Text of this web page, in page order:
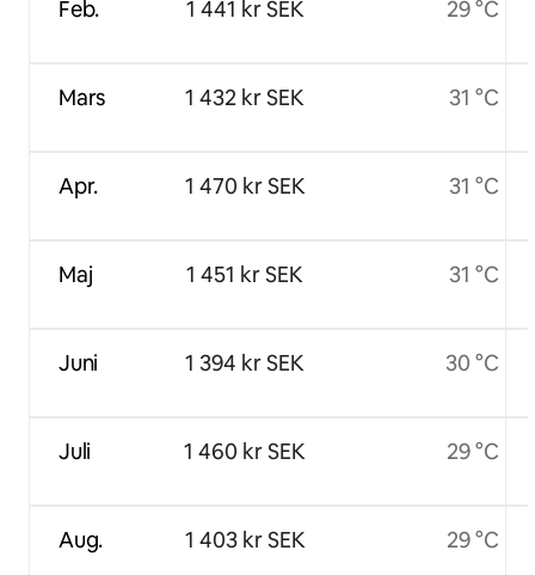
Feb.
Mars
Apr.
Maj
Juni
Juli
Aug.
1 441 kr SEK
1 432 kr SEK
1 470 kr SEK
1 451 kr SEK
1 394 kr SEK
1 460 kr SEK
1 403 kr SEK
29 °C
31 °C
31 °C
31 °C
30 °C
29 °C
29 °C